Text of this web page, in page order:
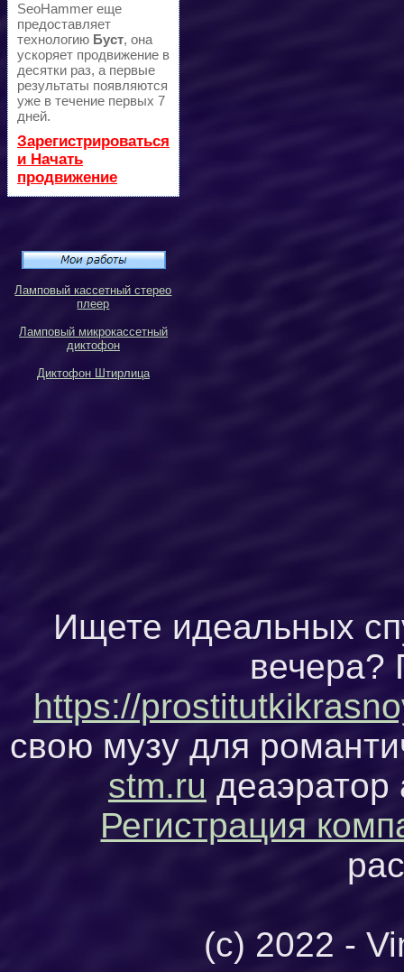
SeoHammer еще
предоставляет
технологию Буст, она
ускоряет продвижение в
десятки раз, а первые
результаты появляются
уже в течение первых 7
дней.
Зарегистрироваться
и Начать
продвижение
Ламповый кассетный стерео
плеер
Ламповый микрокассетный
диктофон
Диктофон Штирлица
Ищете идеальных
вечера?
https://
свою музу для
stm.ru
Регистрация
(c) 2022 -